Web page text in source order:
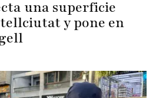
una superficie
y pone en